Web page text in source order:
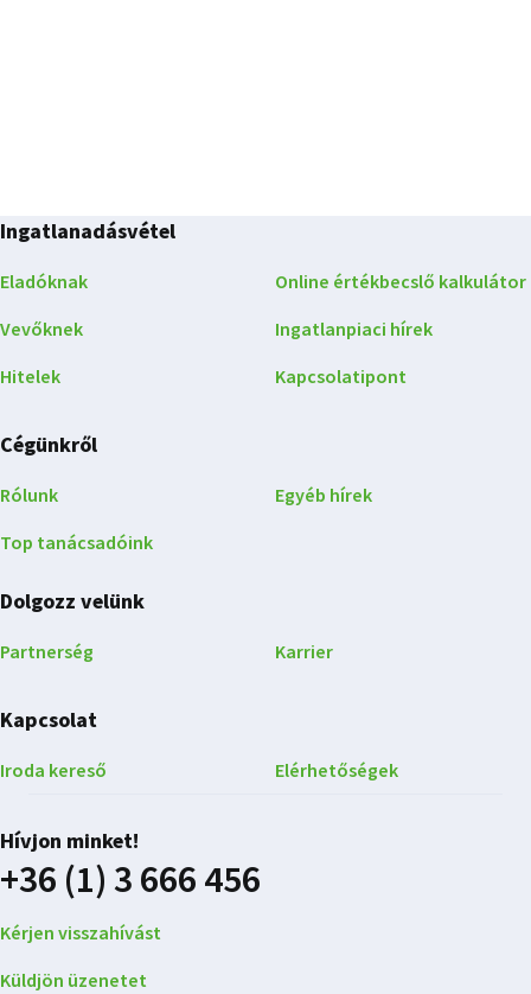
Ingatlanadásvétel
Eladóknak
Vevőknek
Hitelek
Online értékbecslő kalkulátor
Ingatlanpiaci hírek
Kapcsolatipont
Cégünkről
Rólunk
Top tanácsadóink
Egyéb hírek
Dolgozz velünk
Partnerség Karrier
Kapcsolat
Iroda kereső Elérhetőségek
Hívjon minket!
+36 (1) 3 666 456
Kérjen visszahívást
Küldjön üzenetet